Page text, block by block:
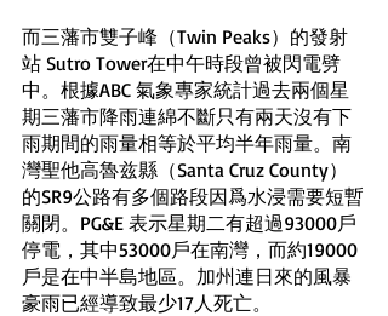
而三藩市雙子峰（Twin Peaks）的發射
站 Sutro Tower在中午時段曾被閃電劈
中。根據ABC 氣象專家統計過去兩個星
期三藩市降雨連綿不斷只有兩天沒有下
雨期間的雨量相等於平均半年雨量。南
灣聖他高魯兹縣（Santa Cruz County）
的SR9公路有多個路段因爲水浸需要短暫
關閉。PG&E 表示星期二有超過93000戶
停電，其中53000戶在南灣，而約19000
戶是在中半島地區。加州連日來的風暴
豪雨已經導致最少17人死亡。